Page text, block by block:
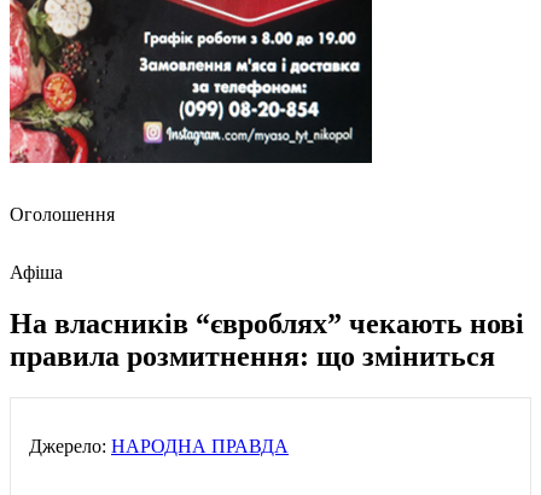
Оголошення
Афіша
На власників “євроблях” чекають нові
правила розмитнення: що зміниться
Джерело: НАРОДНА ПРАВДА